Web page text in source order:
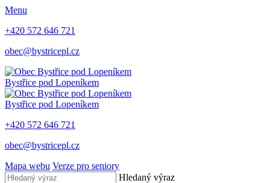
Menu
+420 572 646 721
obec@bystricepl.cz
Bystřice pod Lopeníkem
Bystřice pod Lopeníkem
+420 572 646 721
obec@bystricepl.cz
Mapa webu Verze pro seniory
Hledaný výraz